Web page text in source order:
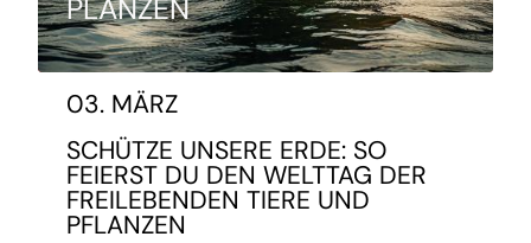
PLANZEN
03. MÄRZ
SCHÜTZE UNSERE ERDE: SO
FEIERST DU DEN WELTTAG DER
FREILEBENDEN TIERE UND
PFLANZEN